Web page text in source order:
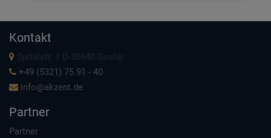
Kontakt
Spitalstr. 1 D-38640 Goslar
+49 (5321) 75 91 - 40
info@akzent.de
Partner
Partner